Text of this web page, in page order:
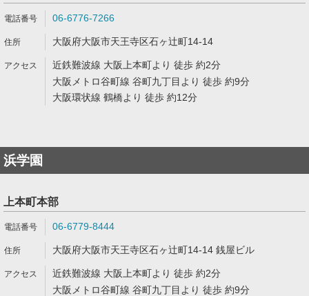
06-6776-7266
大阪府大阪市天王寺区石ヶ辻町14-14
近鉄難波線 大阪上本町より 徒歩 約2分
大阪メトロ谷町線 谷町九丁目より 徒歩 約9分
大阪環状線 鶴橋より 徒歩 約12分
浜学園
上本町本部
06-6779-8444
大阪府大阪市天王寺区石ヶ辻町14-14 銭屋ビル
近鉄難波線 大阪上本町より 徒歩 約2分
大阪メトロ谷町線 谷町九丁目より 徒歩 約9分